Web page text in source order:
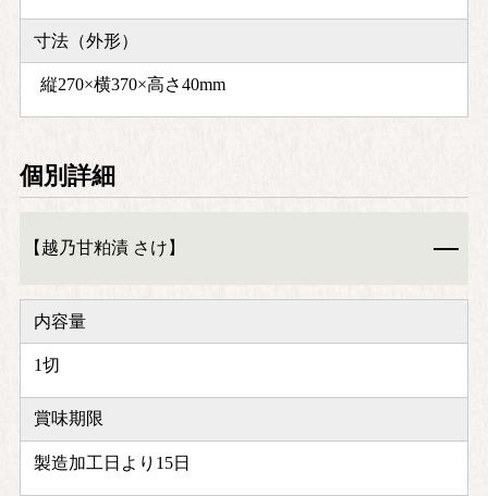
寸法（外形）
縦270×横370×高さ40mm
個別詳細
【越乃甘粕漬 さけ】
内容量
1切
賞味期限
製造加工日より15日